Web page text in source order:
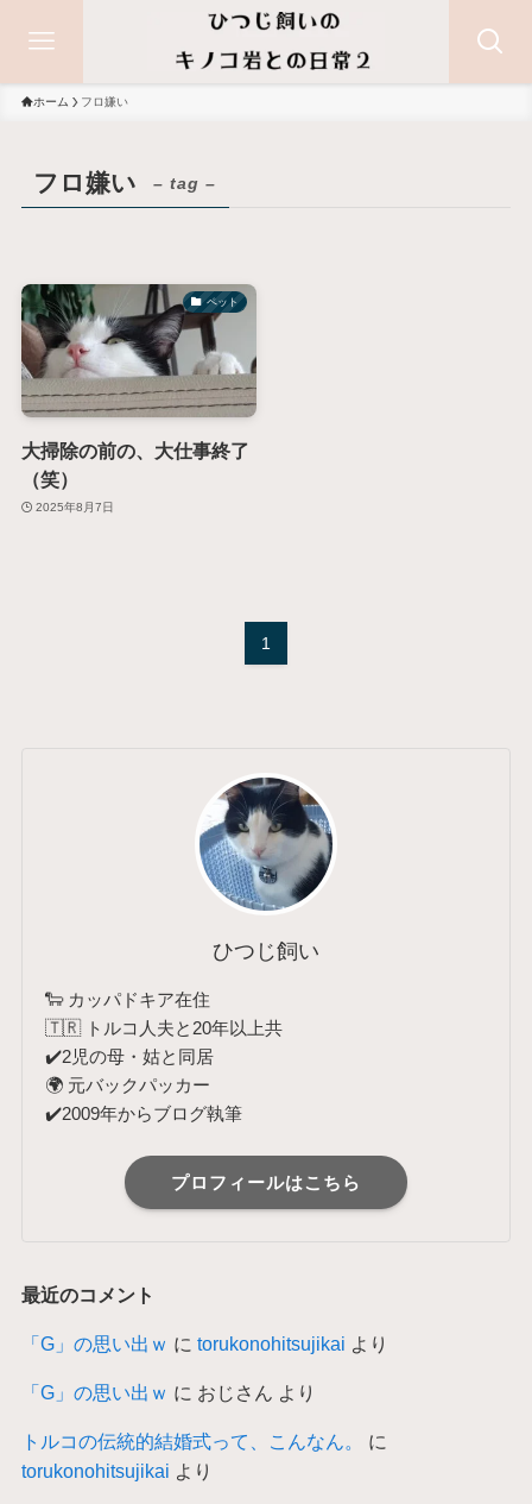
ホーム フロ嫌い
フロ嫌い – tag –
ペット
大掃除の前の、大仕事終了
（笑）
2025年8月7日
1
ひつじ飼い
🐑 カッパドキア在住
🇹🇷 トルコ人夫と20年以上共
✔️2児の母・姑と同居
🌍 元バックパッカー
✔️2009年からブログ執筆
プロフィールはこちら
最近のコメント
「G」の思い出ｗ に torukonohitsujikai より
「G」の思い出ｗ に おじさん より
トルコの伝統的結婚式って、こんなん。
に
torukonohitsujikai より